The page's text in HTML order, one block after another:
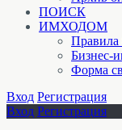
ПОИСК
ИМХОДОМ
Правила
Бизнес-
Форма
Вход Регистрация
Вход Регистрация